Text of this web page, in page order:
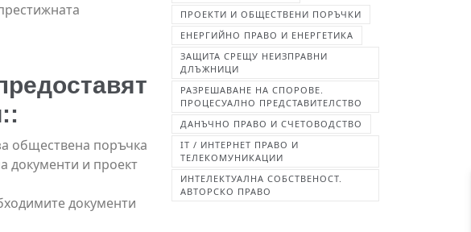
обществена поръчка
документи и проект
документи
ПРОЕКТИ И ОБЩЕСТВЕНИ ПОРЪЧКИ
ЕНЕРГИЙНО ПРАВО И ЕНЕРГЕТИКА
ЗАЩИТА СРЕЩУ НЕИЗПРАВНИ
ДЛЪЖНИЦИ
РАЗРЕШАВАНЕ НА СПОРОВЕ.
ПРОЦЕСУАЛНО ПРЕДСТАВИТЕЛСТВО
ДАНЪЧНО ПРАВО И СЧЕТОВОДСТВО
IT / ИНТЕРНЕТ ПРАВО И
ТЕЛЕКОМУНИКАЦИИ
ИНТЕЛЕКТУАЛНА СОБСТВЕНОСТ.
АВТОРСКО ПРАВО